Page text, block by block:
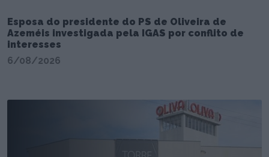
Esposa do presidente do PS de Oliveira de
Azeméis investigada pela IGAS por conflito de
interesses
6/08/2026